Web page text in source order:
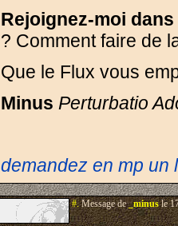
Rejoignez-moi
? Comment faire de
Que le Flux vous
Minus Perturbatio
demandez en mp
#.Message de_minusle